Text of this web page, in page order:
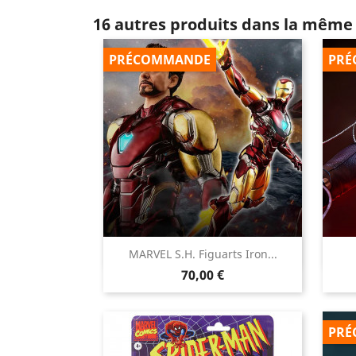
16 autres produits dans la
MARVEL S.H. Figuarts Iron...
Prix
70,00 €
PRÉCOMMANDE
Aperçu rapide